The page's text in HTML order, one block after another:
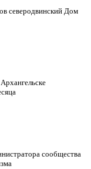
северодвинский Дом
сообщества